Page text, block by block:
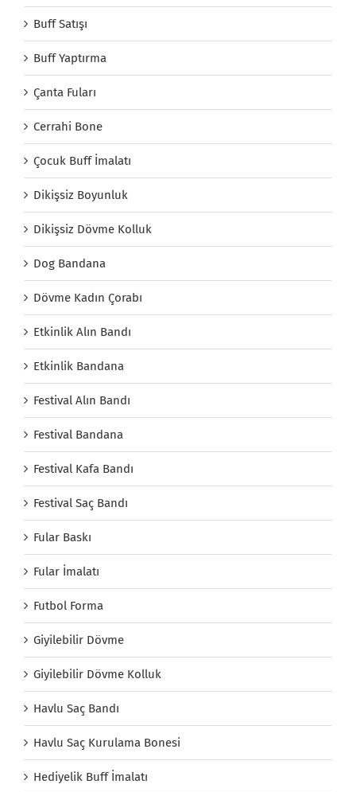
Buff Satışı
Buff Yaptırma
Çanta Fuları
Cerrahi Bone
Çocuk Buff İmalatı
Dikişsiz Boyunluk
Dikişsiz Dövme Kolluk
Dog Bandana
Dövme Kadın Çorabı
Etkinlik Alın Bandı
Etkinlik Bandana
Festival Alın Bandı
Festival Bandana
Festival Kafa Bandı
Festival Saç Bandı
Fular Baskı
Fular İmalatı
Futbol Forma
Giyilebilir Dövme
Giyilebilir Dövme Kolluk
Havlu Saç Bandı
Havlu Saç Kurulama Bonesi
Hediyelik Buff İmalatı